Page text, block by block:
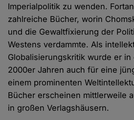
Imperialpolitik zu wenden.
zahlreiche Bücher, worin
und die Gewaltfixierung der
Westens verdammte. Als
Globalisierungskritik wurde er in
2000er Jahren auch für eine
einem prominenten
Bücher erscheinen mittlerweile
in großen Verlagshäusern.